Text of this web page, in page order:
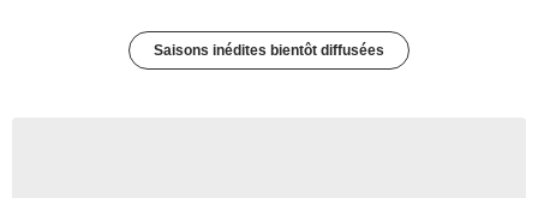
Saisons inédites bientôt diffusées